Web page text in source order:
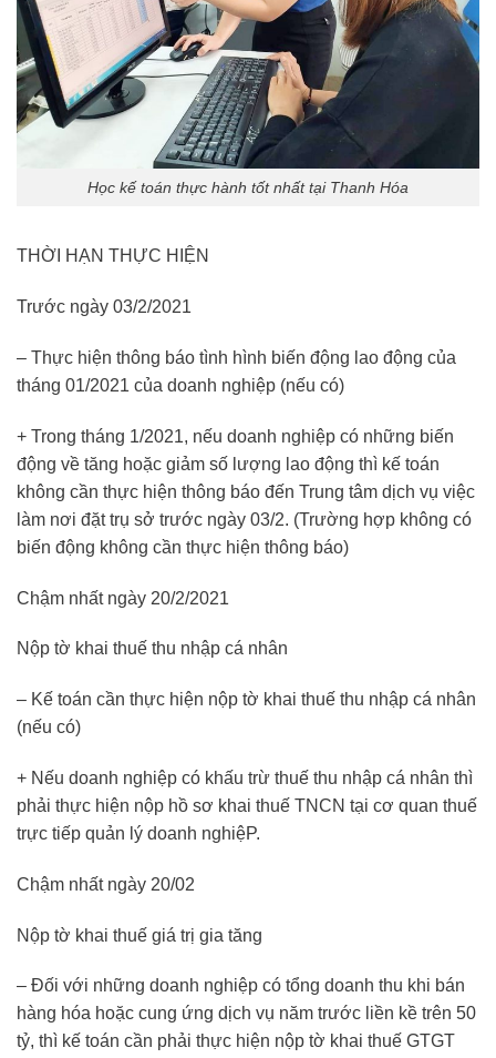
Học kế toán thực hành tốt nhất tại Thanh Hóa
THỜI HẠN THỰC HIỆN
Trước ngày 03/2/2021
– Thực hiện thông báo tình hình biến động lao động của
tháng 01/2021 của doanh nghiệp (nếu có)
+ Trong tháng 1/2021, nếu doanh nghiệp có những biến
động về tăng hoặc giảm số lượng lao động thì kế toán
không cần thực hiện thông báo đến Trung tâm dịch vụ việc
làm nơi đặt trụ sở trước ngày 03/2. (Trường hợp không có
biến động không cần thực hiện thông báo)
Chậm nhất ngày 20/2/2021
Nộp tờ khai thuế thu nhập cá nhân
– Kế toán cần thực hiện nộp tờ khai thuế thu nhập cá nhân
(nếu có)
+ Nếu doanh nghiệp có khấu trừ thuế thu nhập cá nhân thì
phải thực hiện nộp hồ sơ khai thuế TNCN tại cơ quan thuế
trực tiếp quản lý doanh nghiệP.
Chậm nhất ngày 20/02
Nộp tờ khai thuế giá trị gia tăng
– Đối với những doanh nghiệp có tổng doanh thu khi bán
hàng hóa hoặc cung ứng dịch vụ năm trước liền kề trên 50
tỷ, thì kế toán cần phải thực hiện nộp tờ khai thuế GTGT